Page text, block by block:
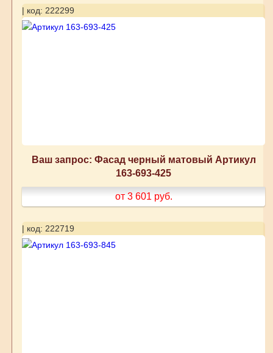
| код: 222299
Ваш запрос: Фасад черный матовый Артикул
163-693-425
от 3 601 руб.
| код: 222719